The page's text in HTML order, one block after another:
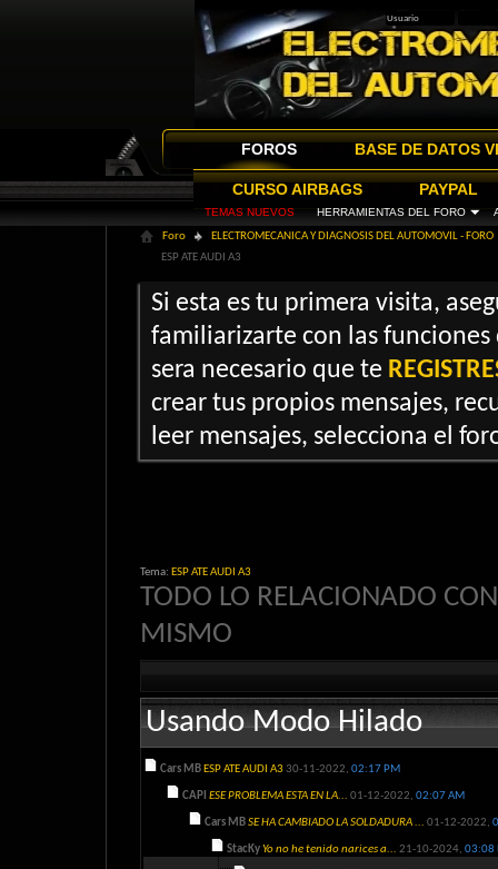
FOROS
TEMAS NUEVOS HERRAMIENTAS DEL FORO
BASE DE DATOS
CURSO AIRBAGS PAYPAL
Foro
ELECTROMECANICA Y DIAGNOSIS DEL AUTOMOVIL - FORO
ESP ATE AUDI A3
Si esta es tu primera visita,
familiarizarte con las funciones
sera necesario que te
crear tus propios mensajes,
leer mensajes, selecciona el
Tema: ESP ATE AUDI A3
TODO LO RELACIONADO
MISMO
Usando Modo Hilado
Cars MBESP ATE AUDI A3 30-11-2022, 02:17 PM
CAPI ESE PROBLEMA ESTA EN LA... 01-12-2022, 02:07 AM
Cars MBSE HA CAMBIADO LA SOLDADURA ... 01-12-2022,
StacKy Yo no he tenido narices a... 21-10-2024, 03:08